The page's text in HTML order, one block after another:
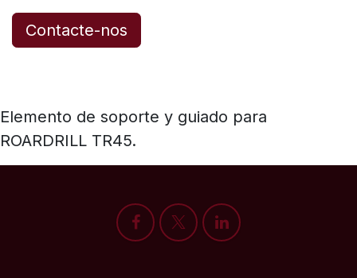
Contacte-nos
Elemento de soporte y guiado para
ROARDRILL TR45.